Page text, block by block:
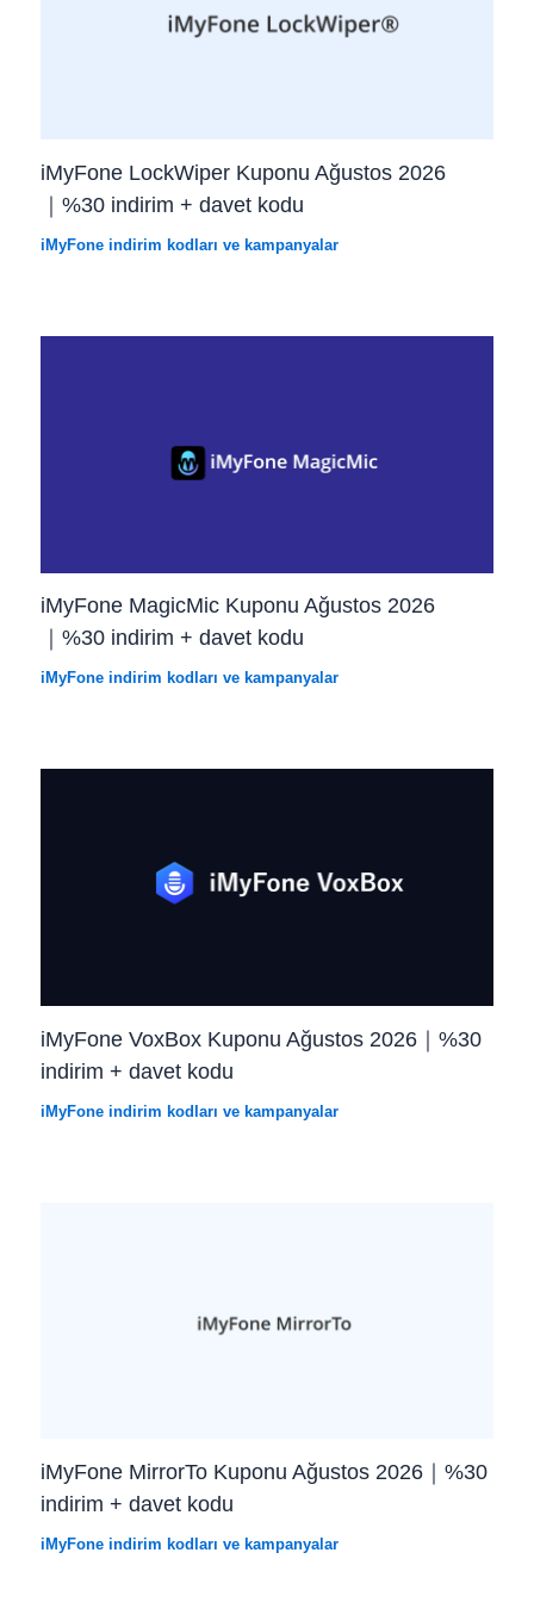
iMyFone LockWiper Kuponu Ağustos 2026
｜%30 indirim + davet kodu
iMyFone indirim kodları ve kampanyalar
iMyFone MagicMic Kuponu Ağustos 2026
｜%30 indirim + davet kodu
iMyFone indirim kodları ve kampanyalar
iMyFone VoxBox Kuponu Ağustos 2026｜%30
indirim + davet kodu
iMyFone indirim kodları ve kampanyalar
iMyFone MirrorTo Kuponu Ağustos 2026｜%30
indirim + davet kodu
iMyFone indirim kodları ve kampanyalar